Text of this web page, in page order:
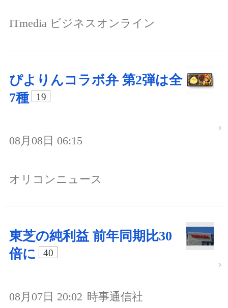
ITmedia ビジネスオンライン
ぴよりんコラボ弁 第2弾は全
7種
19
08月08日 06:15
オリコンニュース
東芝の純利益 前年同期比30
倍に
40
08月07日 20:02 時事通信社